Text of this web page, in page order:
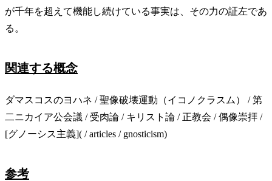
が千年を超えて機能し続けている事実は、その力の証左であ
る。
関連する概念
ダマスコスのヨハネ / 聖像破壊運動（イコノクラスム） / 第
二ニカイア公会議 / 受肉論 / キリスト論 / 正教会 / 偶像崇拝 /
[グノーシス主義]( / articles / gnosticism)
参考